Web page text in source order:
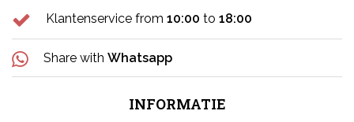
Klantenservice from 10:00 to 18:00
Share with Whatsapp
INFORMATIE